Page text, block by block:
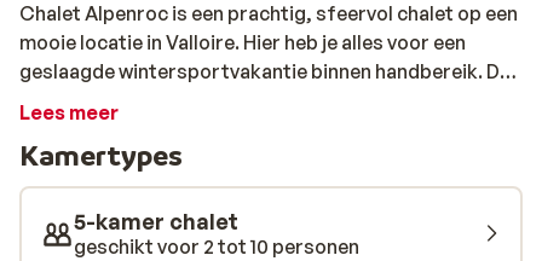
Chalet Alpenroc is een prachtig, sfeervol chalet op een
mooie locatie in Valloire. Hier heb je alles voor een
geslaagde wintersportvakantie binnen handbereik. De
piste vind je al op 100 meter afstand en deze komt uit
binnen enkele minuten middenin het prachtige
skigebied staat. Het chalet is ruim en zeer sfeervol
ingericht met een echte wintersport sfeer. Na een
inspannende dag is het hier heerlijk thuiskomen. Geen
Lees meer
Kamertypes
5-kamer chalet
geschikt voor 2 tot 10 personen